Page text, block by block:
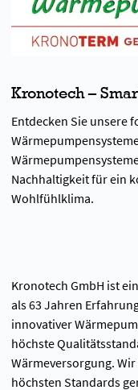
Kronotech –
Entdecken Sie unsere
Nachhaltigkeit für ein
Wohlfühlklima.
Kronotech GmbH ist
als 63 Jahren
innovativer
höchste
Wärmeversorgung.
höchsten Standards